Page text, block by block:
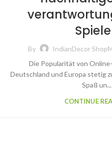
By IndianDecor
Die Popularität von
Deutschland und Europa stetig
Spaß un...
CONTINUE